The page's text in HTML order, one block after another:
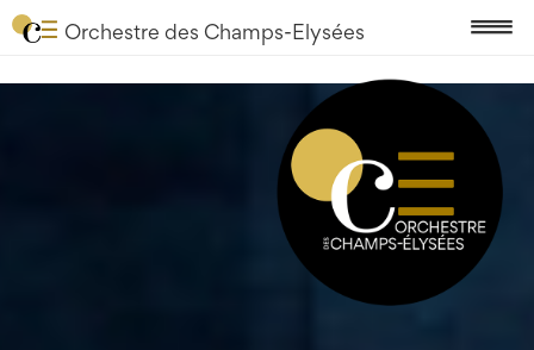
Orchestre des Champs-Elysées